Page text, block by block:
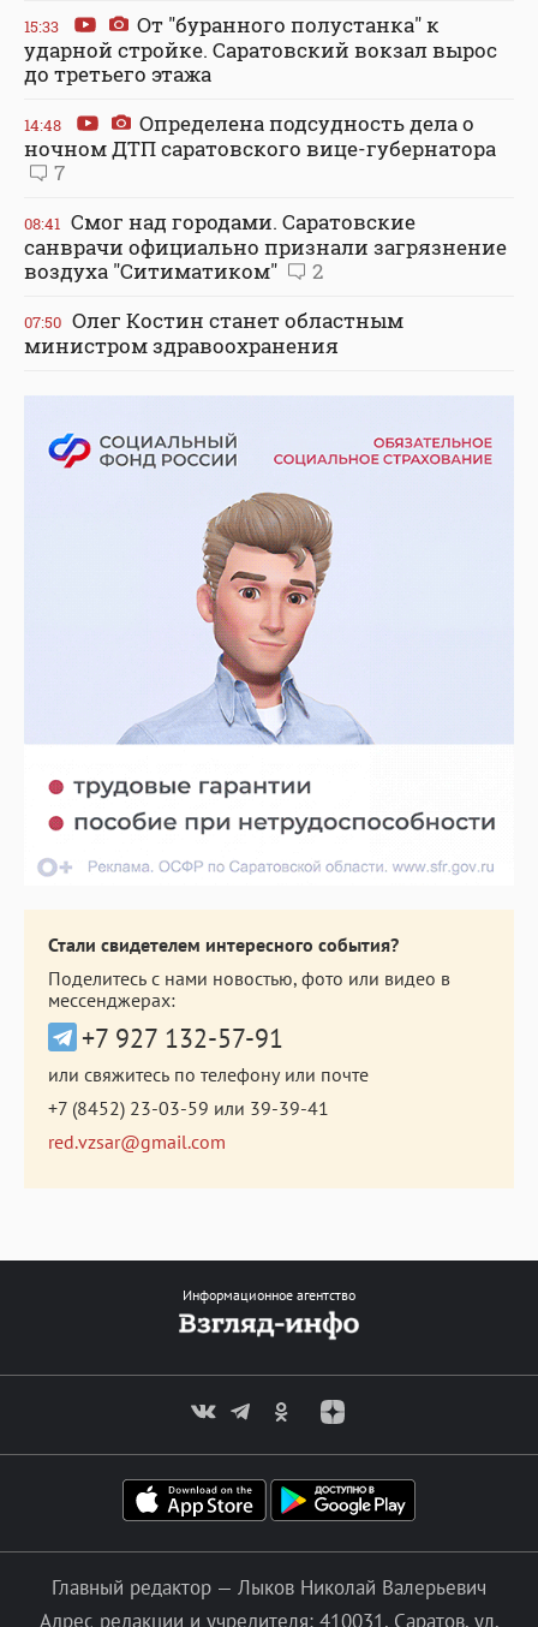
15:33
От "буранного полустанка" к
ударной стройке. Саратовский вокзал вырос
до третьего этажа
14:48
Определена подсудность дела о
ночном ДТП саратовского вице-губернатора
7
08:41 Смог над городами. Саратовские
санврачи официально признали загрязнение
воздуха "Ситиматиком"
2
07:50 Олег Костин станет областным
министром здравоохранения
Стали свидетелем интересного события?
Поделитесь с нами новостью, фото или видео в
мессенджерах:
+7 927 132-57-91
или свяжитесь по телефону или почте
+7 (8452) 23-03-59 или 39-39-41
red.vzsar@gmail.com
Информационное агентство
Главный редактор — Лыков Николай Валерьевич
Адрес редакции и учредителя: 410031, Саратов, ул.